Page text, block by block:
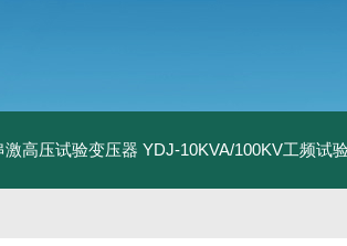
激高压试验变压器 YDJ-10KVA/100KV工频试